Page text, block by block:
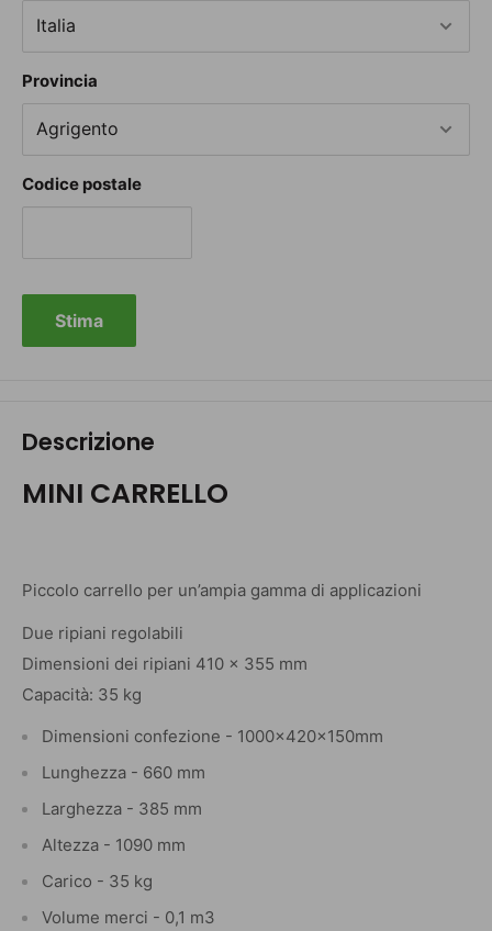
Provincia
Codice postale
Stima
Descrizione
MINI CARRELLO
Piccolo carrello per un’ampia gamma di applicazioni
Due ripiani regolabili
Dimensioni dei ripiani 410 x 355 mm
Capacità: 35 kg
Dimensioni confezione - 1000x420x150mm
Lunghezza - 660 mm
Larghezza - 385 mm
Altezza - 1090 mm
Carico - 35 kg
Volume merci - 0,1 m3